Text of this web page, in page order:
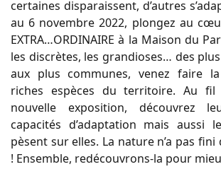
certaines disparaissent, d’autres
au 6 novembre 2022, plongez au cœur
EXTRA…ORDINAIRE à la Maison du
les discrètes, les grandioses… des
aux plus communes, venez faire
riches espèces du territoire. Au
nouvelle exposition, découvrez
capacités d’adaptation mais aussi
pèsent sur elles. La nature n’a pas
! Ensemble, redécouvrons-la pour